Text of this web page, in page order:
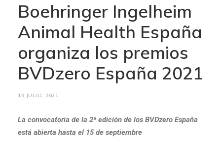
Boehringer Ingelheim
Animal Health España
organiza los premios
BVDzero España 2021
19 JULIO, 2021
La convocatoria de la 2ª edición de los BVDzero España
está abierta hasta el 15 de septiembre